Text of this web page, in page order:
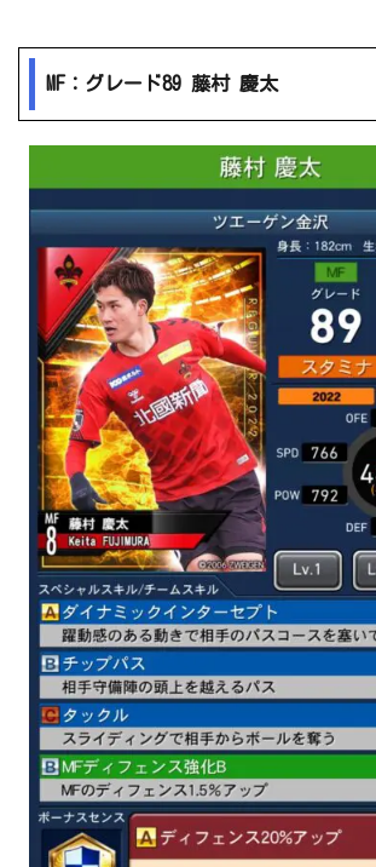
MF：グレード89 藤村 慶太